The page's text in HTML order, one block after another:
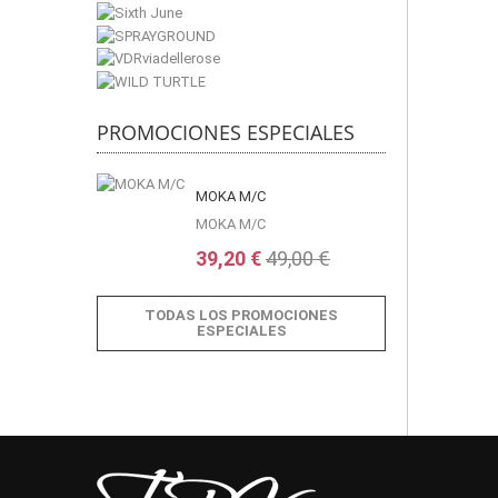
PROMOCIONES ESPECIALES
MOKA M/C
MOKA M/C
39,20 €49,00 €
TODAS LOS PROMOCIONES
ESPECIALES